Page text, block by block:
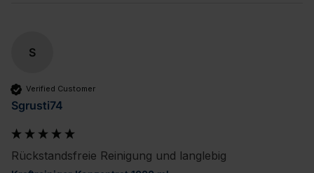
S
Verified Customer
Sgrusti74
Rückstandsfreie Reinigung und langlebig